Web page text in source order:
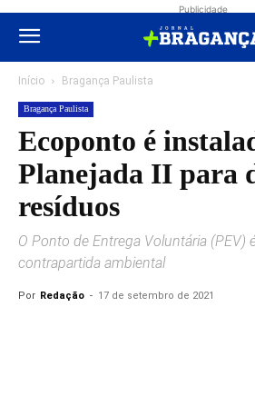
Publicidade
Início Bragança Paulista
Bragança Paulista
Ecoponto é
Planejada II para
resíduos
O Ponto de Entrega Voluntária (PEV)
contrapartida ambiental
Por Redação - 17 de setembro de 2021